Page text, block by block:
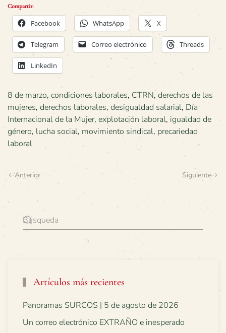
Compartir:
Facebook WhatsApp X
Telegram Correo electrónico Threads
LinkedIn
8 de marzo, condiciones laborales, CTRN, derechos de las
mujeres, derechos laborales, desigualdad salarial, Día
Internacional de la Mujer, explotación laboral, igualdad de
género, lucha social, movimiento sindical, precariedad
laboral
Anterior Siguiente
Artículos más recientes
Panoramas SURCOS | 5 de agosto de 2026
Un correo electrónico EXTRAÑO e inesperado